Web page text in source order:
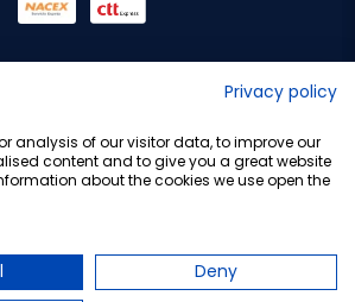
Privacy policy
analysis of our visitor data, to improve our
content and to give you a great website
about the cookies we use open the
Deny